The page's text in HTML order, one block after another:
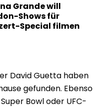
Grande will
Shows für
Special filmen
David Guetta haben
gefunden. Ebenso
Bowl oder UFC-